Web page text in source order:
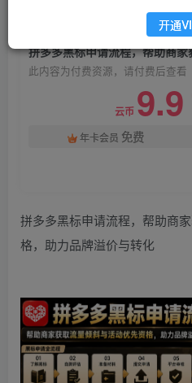
此内容为付费资源，请付费后查看
云币 9.9
年卡会员 免费
拼多多黑标申请流程，帮助商
格，助力品牌溢价与转化
开通